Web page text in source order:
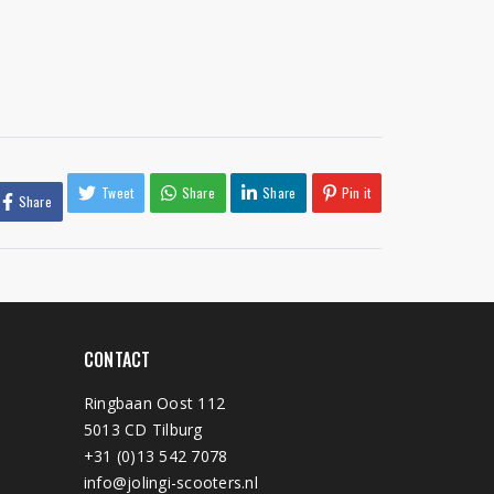
Share Tweet Share Share Pin it
CONTACT
Ringbaan Oost 112
5013 CD Tilburg
+31 (0)13 542 7078
info@jolingi-scooters.nl